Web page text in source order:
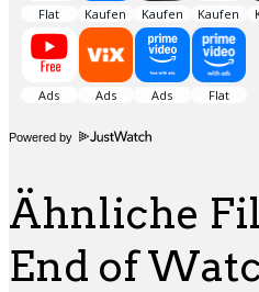
Powered by
Ähnliche
End of